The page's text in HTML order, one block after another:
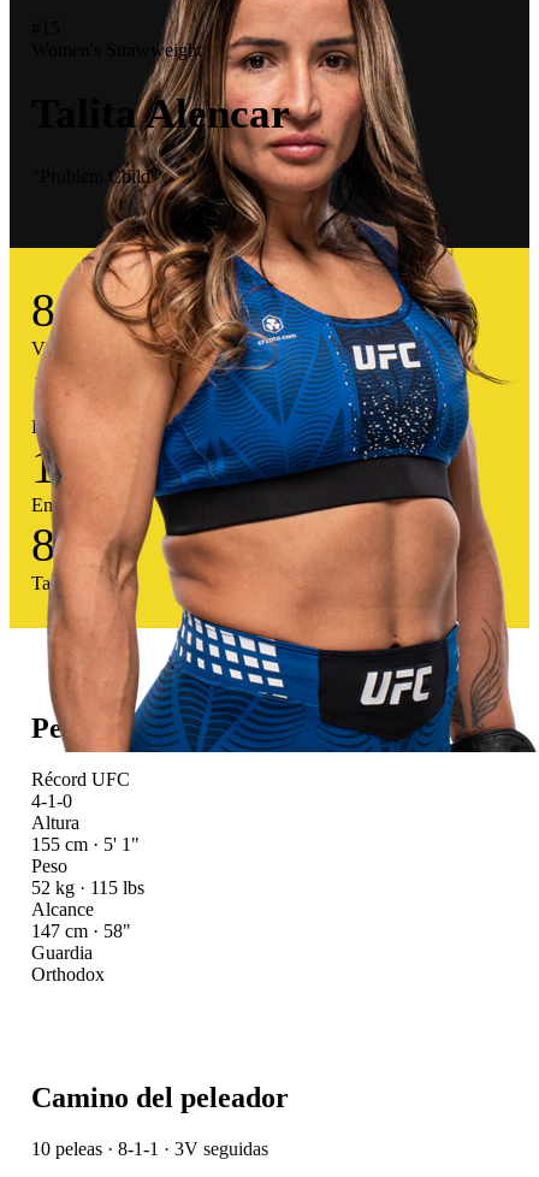
Women's Strawweight
Talita Alencar
"Problem Child"
8
Victorias
1
Derrotas
1
Empates
80 %
Tasa victoria
Perfil atlético
Récord UFC
4-1-0
Altura
155 cm · 5' 1"
Peso
52 kg · 115 lbs
Alcance
147 cm · 58"
Guardia
Orthodox
Camino del peleador
10 peleas · 8-1-1 · 3V seguidas